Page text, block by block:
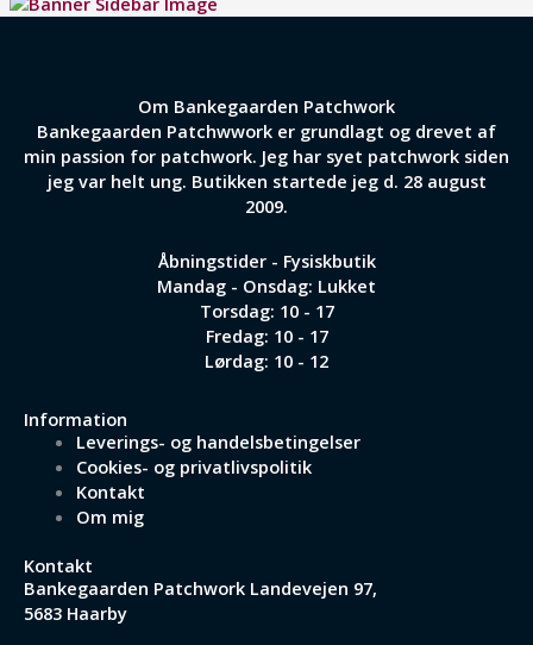
Om Bankegaarden Patchwork
Bankegaarden Patchwwork er grundlagt og drevet af
min passion for patchwork. Jeg har syet patchwork siden
jeg var helt ung. Butikken startede jeg d. 28 august
2009.
Åbningstider - Fysiskbutik
Mandag - Onsdag: Lukket
Torsdag: 10 - 17
Fredag: 10 - 17
Lørdag: 10 - 12
Information
Leverings- og handelsbetingelser
Cookies- og privatlivspolitik
Kontakt
Om mig
Kontakt
Bankegaarden Patchwork Landevejen 97,
5683 Haarby